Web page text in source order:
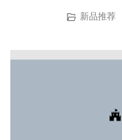
新品推荐